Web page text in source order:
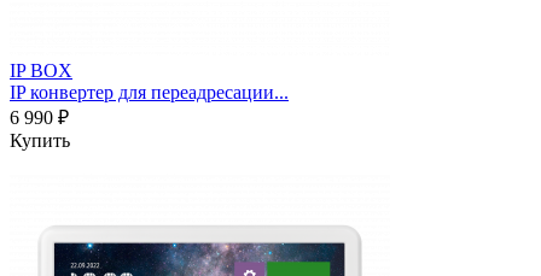
IP BOX
IP конвертер для переадресации...
6 990 ₽
Купить